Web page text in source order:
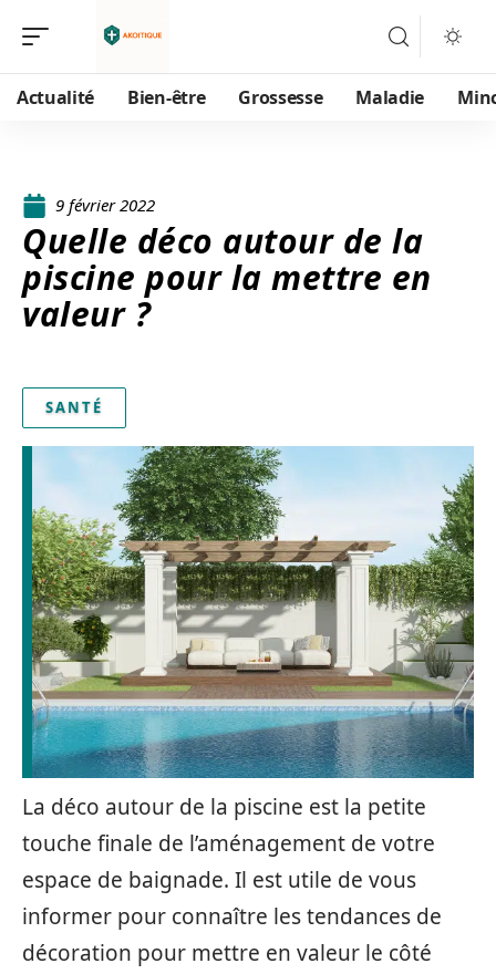
Actualité Bien-être Grossesse Maladie
9 février 2022
Quelle déco autour de la
piscine pour la mettre en
valeur ?
SANTÉ
La déco autour de la piscine est la petite
touche finale de l’aménagement de votre
espace de baignade. Il est utile de vous
informer pour connaître les tendances de
décoration pour mettre en valeur le côté